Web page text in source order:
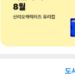
도